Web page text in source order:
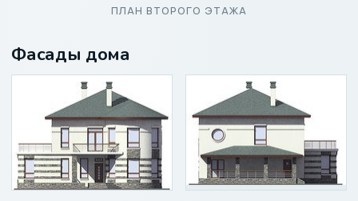
ПЛАН ВТОРОГО ЭТАЖА
Фасады дома